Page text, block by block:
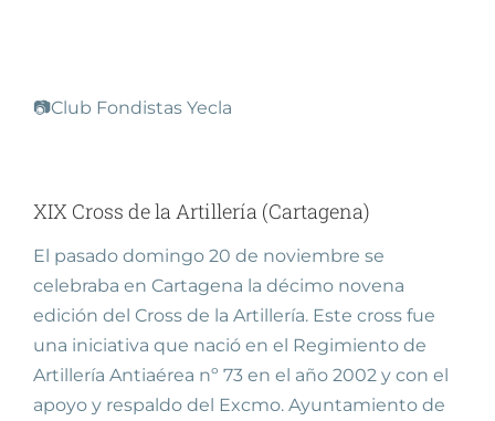
📷Club Fondistas Yecla
XIX Cross de la Artillería (Cartagena)
El pasado domingo 20 de noviembre se
celebraba en Cartagena la décimo novena
edición del Cross de la Artillería. Este cross fue
una iniciativa que nació en el Regimiento de
Artillería Antiaérea nº 73 en el año 2002 y con el
apoyo y respaldo del Excmo. Ayuntamiento de